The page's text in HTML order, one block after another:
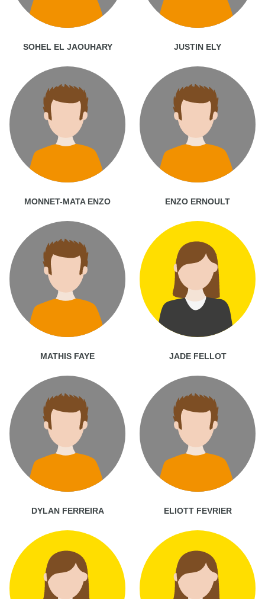
SOHEL EL JAOUHARY JUSTIN ELY
MONNET-MATA ENZO ENZO ERNOULT
MATHIS FAYE JADE FELLOT
DYLAN FERREIRA ELIOTT FEVRIER